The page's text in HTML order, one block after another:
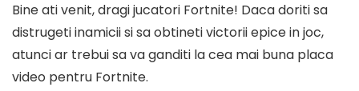
Bine ati venit, dragi jucatori Fortnite! Daca doriti sa
distrugeti inamicii si sa obtineti victorii epice in joc,
atunci ar trebui sa va ganditi la cea mai buna placa
video pentru Fortnite.